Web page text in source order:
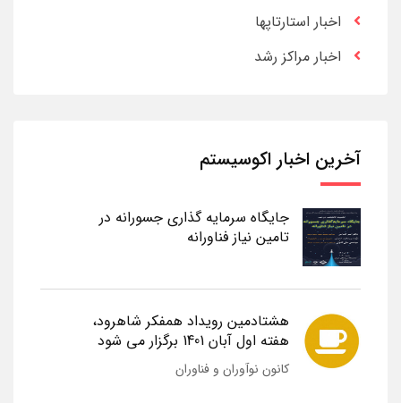
اخبار استارتاپها
اخبار مراکز رشد
آخرین اخبار اکوسیستم
جایگاه سرمایه گذاری جسورانه در
تامین نیاز فناورانه
هشتادمین رویداد همفکر شاهرود،
هفته اول آبان 1401 برگزار می شود
کانون نوآوران و فناوران